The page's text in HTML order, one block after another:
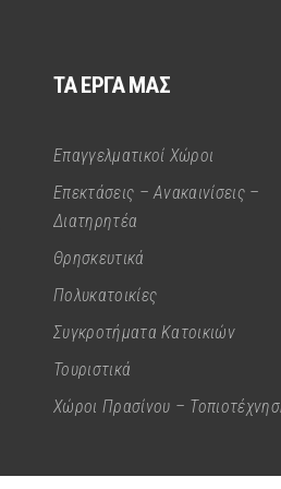
ΤΑ ΕΡΓΑ ΜΑΣ
Επαγγελματικοί Χώροι
Επεκτάσεις – Ανακαινίσεις –
Διατηρητέα
Θρησκευτικά
Πολυκατοικίες
Συγκροτήματα Κατοικιών
Τουριστικά
Χώροι Πρασίνου –